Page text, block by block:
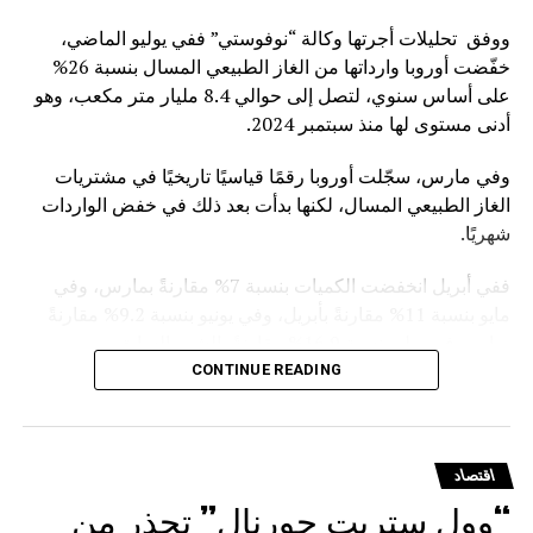
ووفق تحليلات أجرتها وكالة “نوفوستي” ففي يوليو الماضي،
خفّضت أوروبا وارداتها من الغاز الطبيعي المسال بنسبة 26%
على أساس سنوي، لتصل إلى حوالي 8.4 مليار متر مكعب، وهو
أدنى مستوى لها منذ سبتمبر 2024.
وفي مارس، سجّلت أوروبا رقمًا قياسيًا تاريخيًا في مشتريات
الغاز الطبيعي المسال، لكنها بدأت بعد ذلك في خفض الواردات
شهريًا.
ففي أبريل انخفضت الكميات بنسبة 7% مقارنةً بمارس، وفي
ويأتي هذا التراجع في ظل التوجه الأوروبي الرسمي للفكاك من
الغاز الروسي. ففي يناير الماضي، أقر مجلس الاتحاد الأوروبي
والغاز القادم عبر الخطوط الأنبوبية
CONTINUE READING
اقتصاد
“وول ستريت جورنال” تحذر من